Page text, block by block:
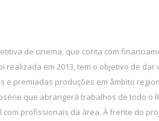
de cinema, que conta com
realizada em 2013, tem o objetivo de
premiadas produções em âmbito
que abrangerá trabalhos de todo o
profissionais da área. À frente do